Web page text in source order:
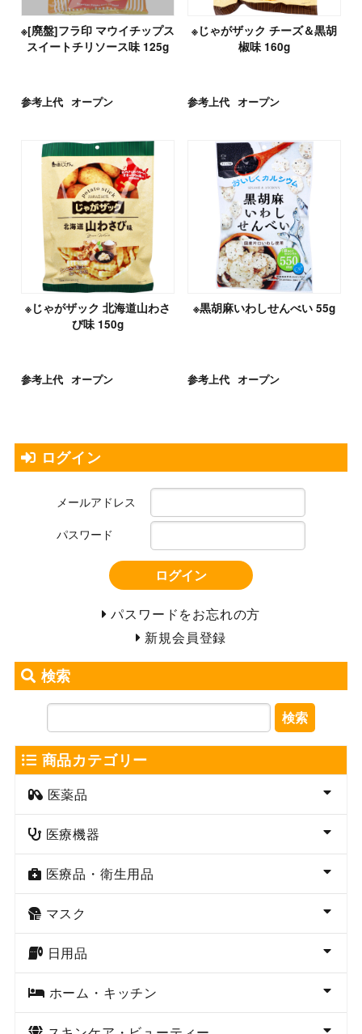
※[廃盤]フラ印 マウイチップス
スイートチリソース味 125g
参考上代 オープン
※じゃがザック チーズ＆黒胡
椒味 160g
参考上代 オープン
※じゃがザック 北海道山わさ
び味 150g
参考上代 オープン
※黒胡麻いわしせんべい 55g
参考上代 オープン
ログイン
メールアドレス
パスワード
ログイン
パスワードをお忘れの方
新規会員登録
検索
検索
商品カテゴリー
医薬品
医療機器
医療品・衛生用品
マスク
日用品
ホーム・キッチン